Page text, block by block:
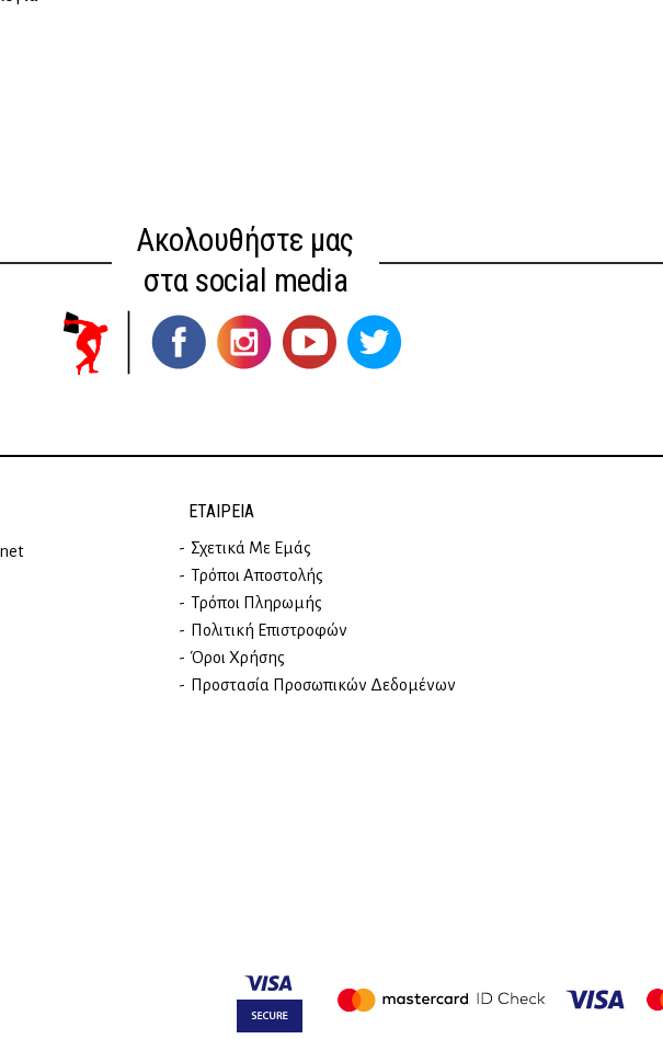
Ακολουθήστε μας
στα social media
ΕΤΑΙΡΕΊΑ
Σχετικά Με Εμάς
Τρόποι Αποστολής
Τρόποι Πληρωμής
Πολιτική Επιστροφών
Όροι Χρήσης
Προστασία Προσωπικών Δεδομένων